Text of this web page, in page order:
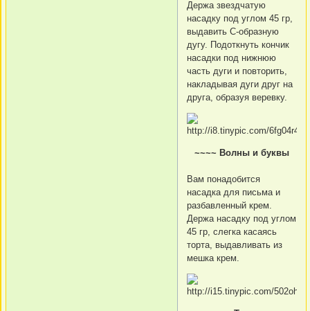
Держа звездчатую
насадку под углом 45 гр,
выдавить С-образную
дугу. Подоткнуть кончик
насадки под нижнюю
часть дуги и повторить,
накладывая дуги друг на
друга, образуя веревку.
~~~~ Волны и буквы
Вам понадобится
насадка для письма и
разбавленный крем.
Держа насадку под углом
45 гр, слегка касаясь
торта, выдавливать из
мешка крем.